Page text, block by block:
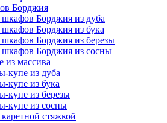
Борджия
Борджия из дуба
Борджия из бука
Борджия из березы
Борджия из сосны
массива
купе из дуба
купе из бука
купе из березы
купе из сосны
стяжкой